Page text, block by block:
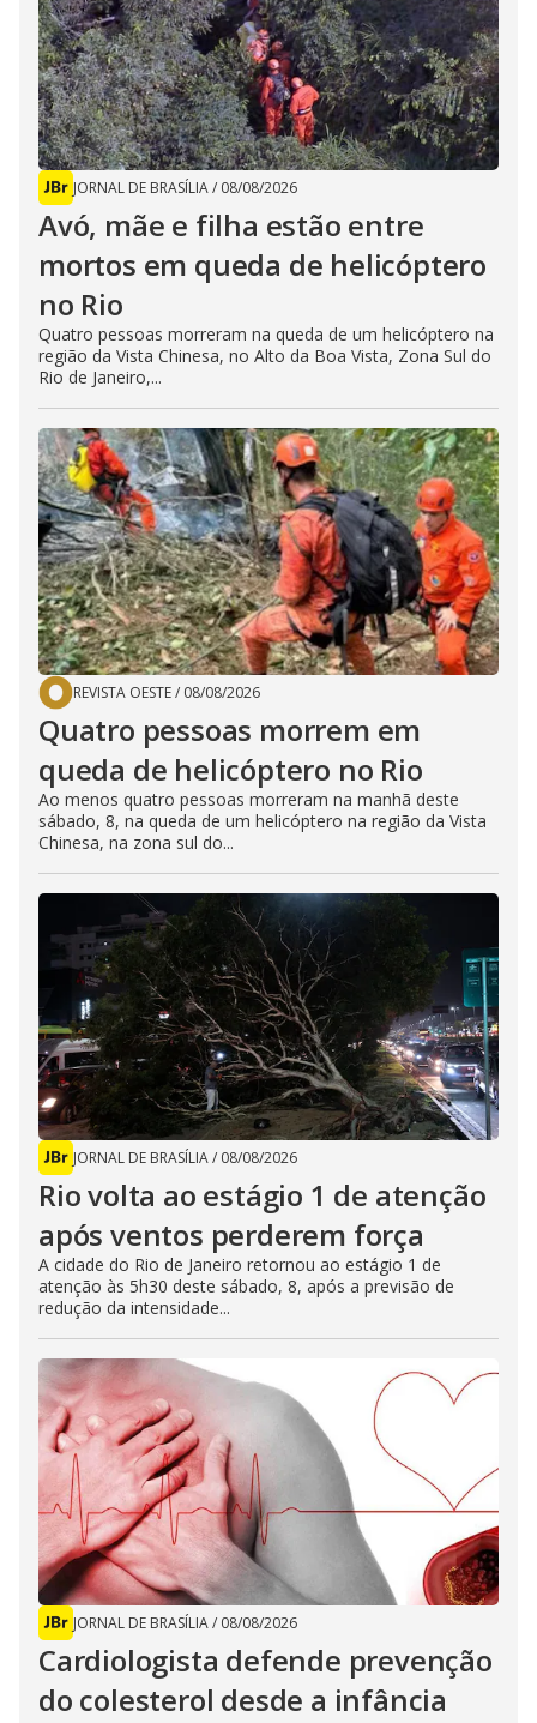
JORNAL DE BRASÍLIA/ 08/08/2026
Avó, mãe e filha estão entre
mortos em queda de helicóptero
no Rio
Quatro pessoas morreram na queda de um helicóptero na
região da Vista Chinesa, no Alto da Boa Vista, Zona Sul do
Rio de Janeiro,...
REVISTA OESTE/ 08/08/2026
Quatro pessoas morrem em
queda de helicóptero no Rio
Ao menos quatro pessoas morreram na manhã deste
sábado, 8, na queda de um helicóptero na região da Vista
Chinesa, na zona sul do...
JORNAL DE BRASÍLIA/ 08/08/2026
Rio volta ao estágio 1 de atenção
após ventos perderem força
A cidade do Rio de Janeiro retornou ao estágio 1 de
atenção às 5h30 deste sábado, 8, após a previsão de
redução da intensidade...
JORNAL DE BRASÍLIA/ 08/08/2026
Cardiologista defende prevenção
do colesterol desde a infância